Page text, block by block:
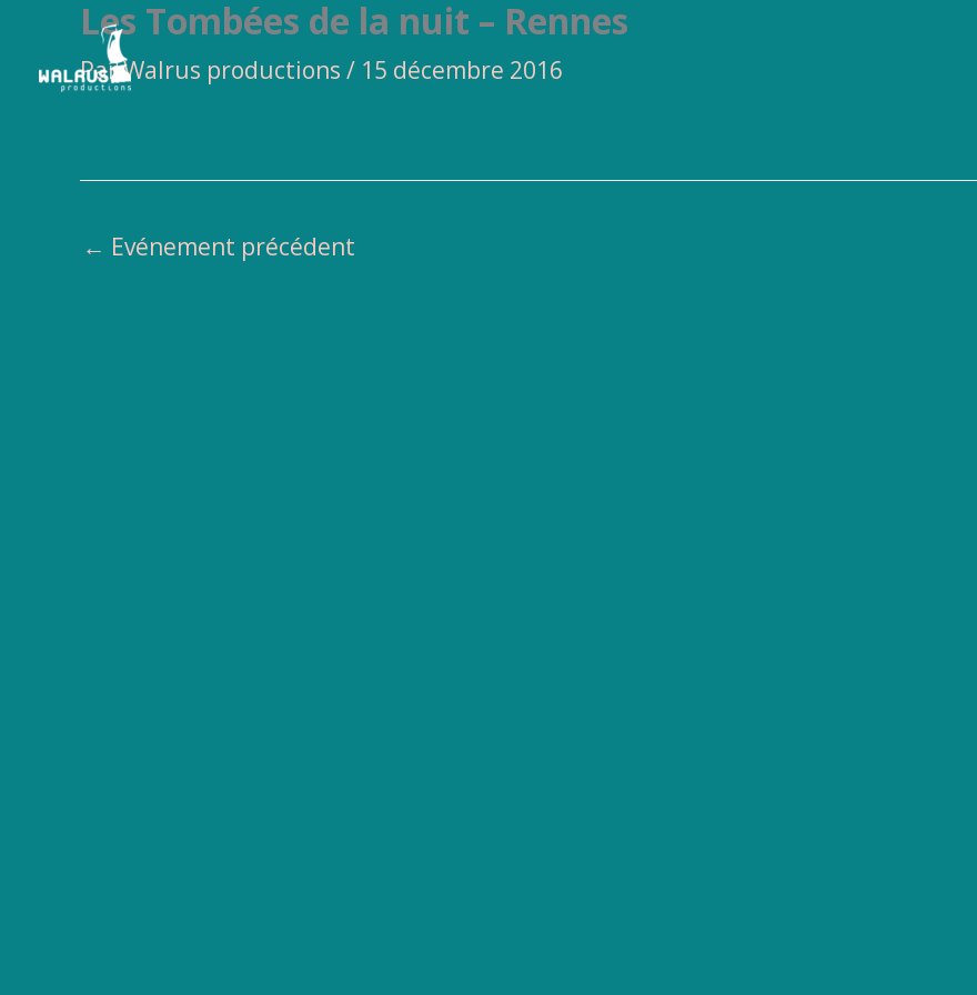
contenu
Les Tombées de la nuit – Rennes
ParWalrus productions / 15 décembre 2016
← Evénement précédent